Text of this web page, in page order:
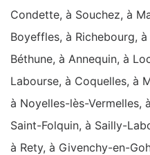
Condette, à Souchez, à
Boyeffles, à Richebourg,
Béthune, à Annequin, à
Labourse, à Coquelles, à
à Noyelles-lès-Vermelles,
Saint-Folquin, à Sailly-
à Rety, à Givenchy-en-